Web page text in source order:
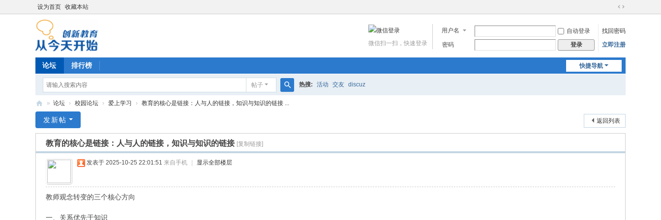
设为首页 收藏本站
切
到
宽
用户名 自动登录
找回密码
密码
登录 立即注册
微信扫一扫，快速登录
快捷导航
论坛 排行榜
帖子 热搜: 活动 交友 discuz
德
» 论坛 › 校园论坛 › 爱上学习 › 教育的核心是链接：人与人的链接，知识与知识的链接 ...
返回列表
发新帖
教育的核心是链接：人与人的链接，知识与知识的链接 [复制链接]
发表于 2025-10-25 22:01:51 来自手机 显示全部楼层
教师观念转变的三个核心方向
一、关系优先于知识